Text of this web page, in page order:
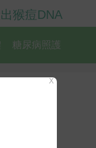
猴痘DNA
糖尿病照護
X